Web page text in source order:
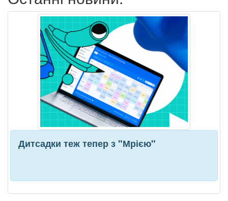
Дитсадки теж тепер з "Мрією"